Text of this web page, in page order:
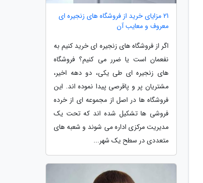
21 مزایای خرید از فروشگاه های زنجیره ای
معروف و معایب آن
اگر از فروشگاه های زنجیره ای خرید کنیم به
نفعمان است یا ضرر می کنیم؟ فروشگاه
های زنجیره ای طی یکی، دو دهه اخیر،
مشتریان پر و پاقرصی پیدا نموده اند. این
فروشگاه ها در اصل از مجموعه ای از خرده
فروشی ها تشکیل شده اند که تحت یک
مدیریت مرکزی اداره می شوند و شعبه های
متعددی در سطح یک شهر...